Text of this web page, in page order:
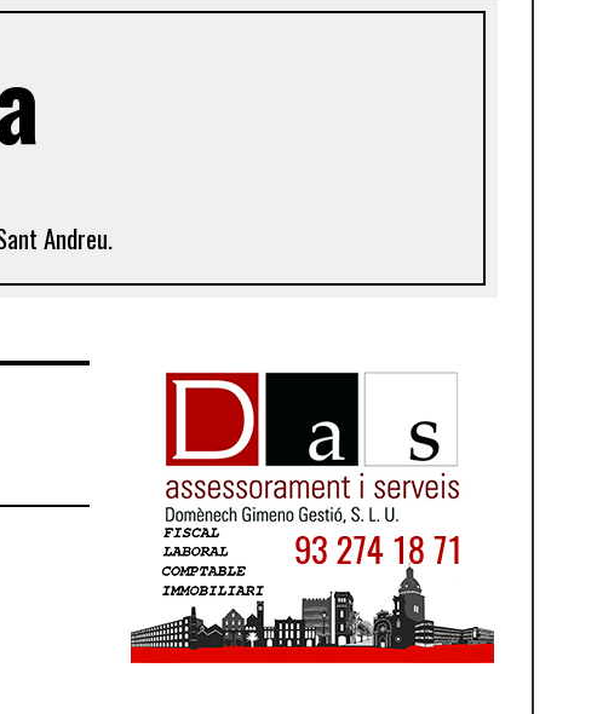
Andreu.